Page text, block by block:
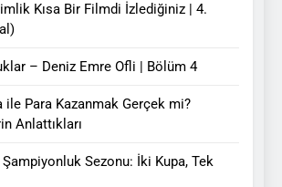
Kısa Bir Filmdi İzlediğiniz | 4.
– Deniz Emre Ofli | Bölüm 4
ile Para Kazanmak Gerçek mi?
Anlattıkları
Şampiyonluk Sezonu: İki Kupa, Tek